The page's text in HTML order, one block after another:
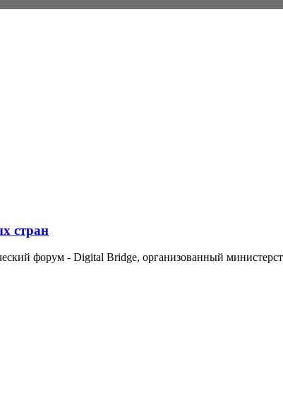
стран
форум - Digital Bridge, организованный